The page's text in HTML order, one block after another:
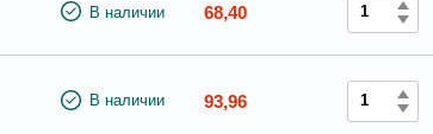
В наличии 68,40
В наличии 93,96